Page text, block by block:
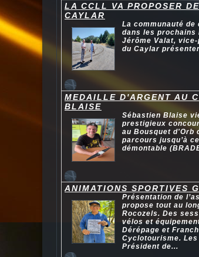
LA CCLL VA PROPOSER
CAYLAR
La communauté
dans les prochains
Jérôme Valat,
du Caylar
MEDAILLE D'ARGENT AU
BLAISE
Sébastien Blaise
prestigieux
au Bousquet d'Orb
parcours jusqu’à
démontable
ANIMATIONS SPORTIVES
Présentation de
propose tout au
Rocozels. Des
vélos et
Dérépage et
Cyclotourisme.
Président de...